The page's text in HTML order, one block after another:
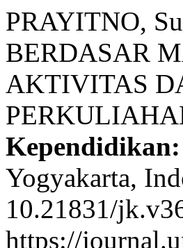
PRAYITNO,
BERDASAR
AKTIVITAS
Yogyakarta,
10.21831/
https://